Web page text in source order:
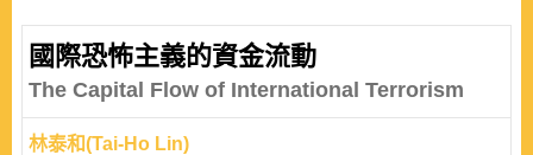
國際恐怖主義的資金流動
The Capital Flow of International Terrorism
林泰和(Tai-Ho Lin)